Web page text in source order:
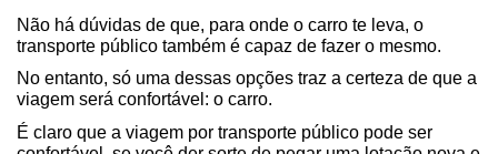
Não há dúvidas de que, para onde o carro te leva, o
transporte público também é capaz de fazer o mesmo.
No entanto, só uma dessas opções traz a certeza de que a
viagem será confortável: o carro.
É claro que a viagem por transporte público pode ser